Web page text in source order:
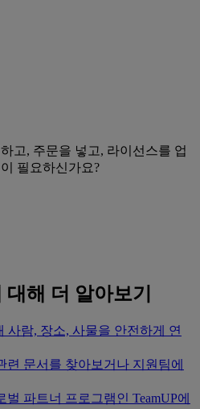
고, 주문을 넣고, 라이선스를 업
필요하신가요?
해 더 알아보기
사람, 장소, 사물을 안전하게 연
련 문서를 찾아보거나 지원팀에
벌 파트너 프로그램인 TeamUP에